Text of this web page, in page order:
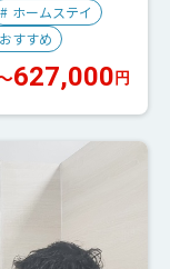
# ホームステイ
すすめ
627,000 円